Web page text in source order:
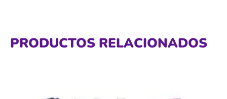
PRODUCTOS RELACIONADOS